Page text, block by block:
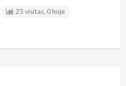
23 visitas, 0 hoje